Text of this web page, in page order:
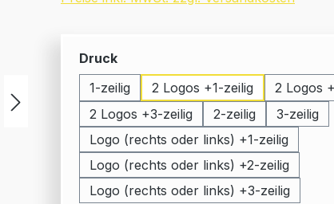
Druckauswählen
1-zeilig
2 Logos +1-zeilig
2 Logos
2 Logos +3-zeilig
2-zeilig
3-zeilig
Logo (rechts oder links) +1-zeilig
Logo (rechts oder links) +2-zeilig
Logo (rechts oder links) +3-zeilig